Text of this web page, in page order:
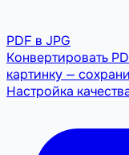
PDF в JPG
Конвертировать
картинку —
Настройка